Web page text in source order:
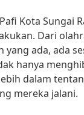
Kota Sungai
Dari
yang ada, ada
hanya
dalam
mereka jalani.